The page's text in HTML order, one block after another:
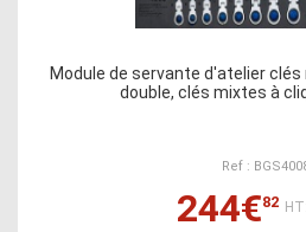
Module de servante d'atelier
double, clés mixtes à
Ref :
244€82